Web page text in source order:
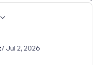
/ Jul 2, 2026